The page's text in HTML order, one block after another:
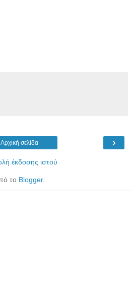
›
Αρχική σελίδα
έκδοσης ιστού
το Blogger.